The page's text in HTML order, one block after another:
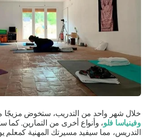
خلال شهر واحد من التدريب، ستخوض مزيجًا
وفينياسا فلو، وأنواع أخرى من التمارين. كما
التدريس، مما سيفيد مسيرتك المهنية كمعلم